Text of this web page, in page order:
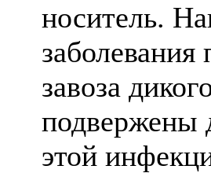
носитель.
завоза
подвержены
этой